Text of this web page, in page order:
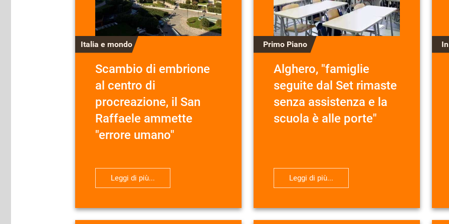
Italia e mondo
Scambio di embrione
al centro di
procreazione, il San
Raffaele ammette
"errore umano"
Leggi di più...
Primo Piano
Alghero, "famiglie
seguite dal Set rimaste
senza assistenza e la
scuola è alle porte"
Leggi di più...